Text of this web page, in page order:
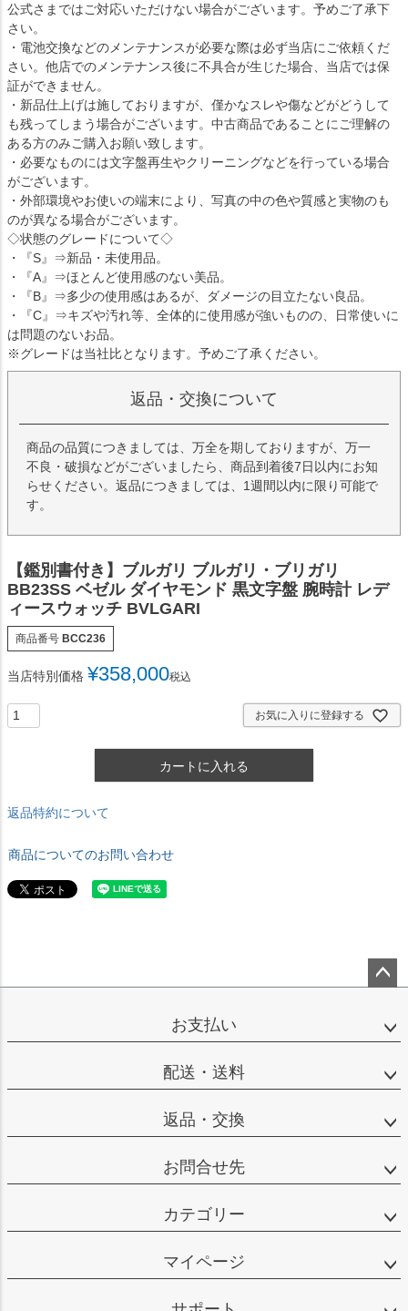
公式さまではご対応いただけない場合がございます。予めご了承下
さい。
・電池交換などのメンテナンスが必要な際は必ず当店にご依頼くだ
さい。他店でのメンテナンス後に不具合が生じた場合、当店では保
証ができません。
・新品仕上げは施しておりますが、僅かなスレや傷などがどうして
も残ってしまう場合がございます。中古商品であることにご理解の
ある方のみご購入お願い致します。
・必要なものには文字盤再生やクリーニングなどを行っている場合
がございます。
・外部環境やお使いの端末により、写真の中の色や質感と実物のも
のが異なる場合がございます。
◇状態のグレードについて◇
・『S』⇒新品・未使用品。
・『A』⇒ほとんど使用感のない美品。
・『B』⇒多少の使用感はあるが、ダメージの目立たない良品。
・『C』⇒キズや汚れ等、全体的に使用感が強いものの、日常使いに
は問題のないお品。
※グレードは当社比となります。予めご了承ください。
返品・交換について
商品の品質につきましては、万全を期しておりますが、万一
不良・破損などがございましたら、商品到着後7日以内にお知
らせください。返品につきましては、1週間以内に限り可能で
す。
【鑑別書付き】ブルガリ ブルガリ・ブリガリ
BB23SS ベゼル ダイヤモンド 黒文字盤 腕時計 レデ
ィースウォッチ BVLGARI
商品番号 BCC236
当店特別価格 ¥358,000税込
お気に入りに登録する
カートに入れる
返品特約について
商品についてのお問い合わせ
ップ
お支払い
配送・送料
返品・交換
お問合せ先
カテゴリー
マイページ